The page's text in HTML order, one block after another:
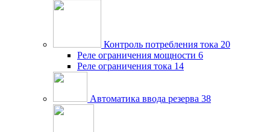
Контроль потребления тока 20
Реле ограничения мощности 6
Реле ограничения тока 14
Автоматика ввода резерва 38